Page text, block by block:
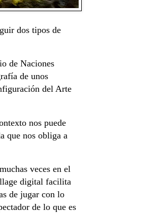
dos tipos de
de Naciones
de unos
del Arte
nos puede
que nos obliga a
veces en el
digital facilita
de jugar con lo
de lo que es